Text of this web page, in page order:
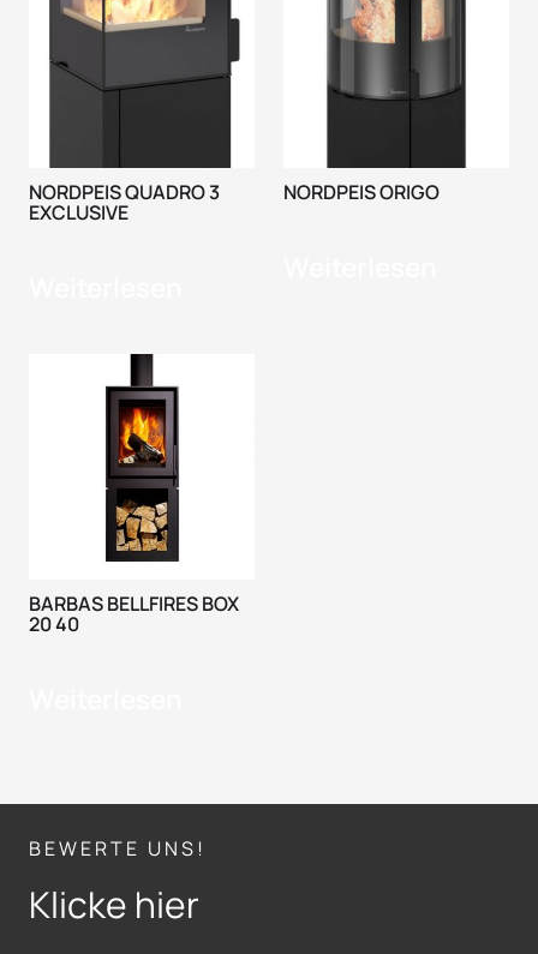
NORDPEIS QUADRO 3
EXCLUSIVE
NORDPEIS ORIGO
BARBAS BELLFIRES BOX
20 40
BEWERTE UNS!
Klicke hier